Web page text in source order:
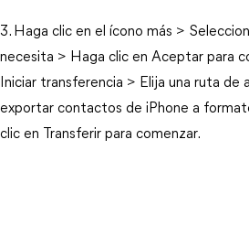
3. Haga clic en el ícono más >
necesita > Haga clic en Aceptar para
Iniciar transferencia > Elija una ruta de
exportar contactos de iPhone a
clic en Transferir para comenzar.